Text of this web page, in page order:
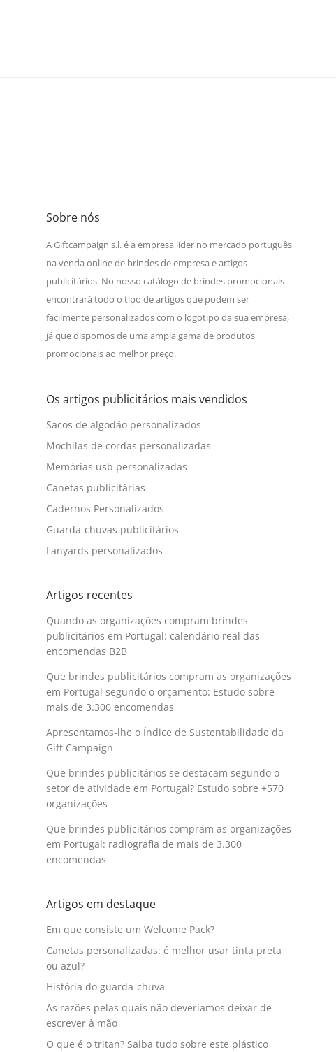
Sobre nós
A Giftcampaign s.l. é a empresa líder no mercado português
na venda online de brindes de empresa e artigos
publicitários. No nosso catálogo de brindes promocionais
encontrará todo o tipo de artigos que podem ser
facilmente personalizados com o logotipo da sua empresa,
já que dispomos de uma ampla gama de produtos
promocionais ao melhor preço.
Os artigos publicitários mais vendidos
Sacos de algodão personalizados
Mochilas de cordas personalizadas
Memórias usb personalizadas
Canetas publicitárias
Cadernos Personalizados
Guarda-chuvas publicitários
Lanyards personalizados
Artigos recentes
Quando as organizações compram brindes
publicitários em Portugal: calendário real das
encomendas B2B
Que brindes publicitários compram as organizações
em Portugal segundo o orçamento: Estudo sobre
mais de 3.300 encomendas
Apresentamos-lhe o Índice de Sustentabilidade da
Gift Campaign
Que brindes publicitários se destacam segundo o
setor de atividade em Portugal? Estudo sobre +570
organizações
Que brindes publicitários compram as organizações
em Portugal: radiografia de mais de 3.300
encomendas
Artigos em destaque
Em que consiste um Welcome Pack?
Canetas personalizadas: é melhor usar tinta preta
ou azul?
História do guarda-chuva
As razões pelas quais não deveríamos deixar de
escrever à mão
O que é o tritan? Saiba tudo sobre este plástico